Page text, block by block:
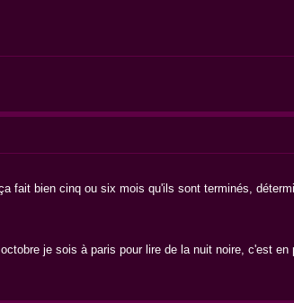
fait bien cinq ou six mois qu'ils sont terminés,
je sois à paris pour lire de la nuit noire, c'est